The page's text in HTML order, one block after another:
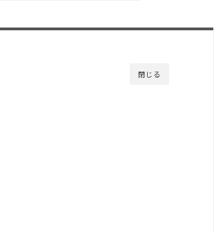
閉じる